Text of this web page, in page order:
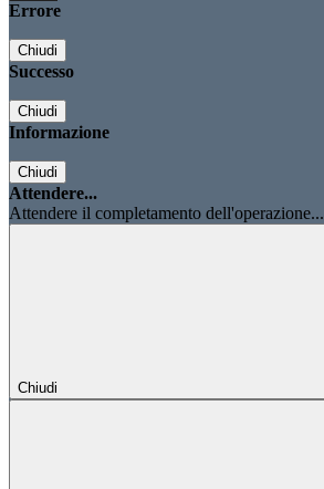
Errore
Chiudi
Successo
Chiudi
Informazione
Chiudi
Attendere...
Attendere il completamento dell'operazione...
Chiudi